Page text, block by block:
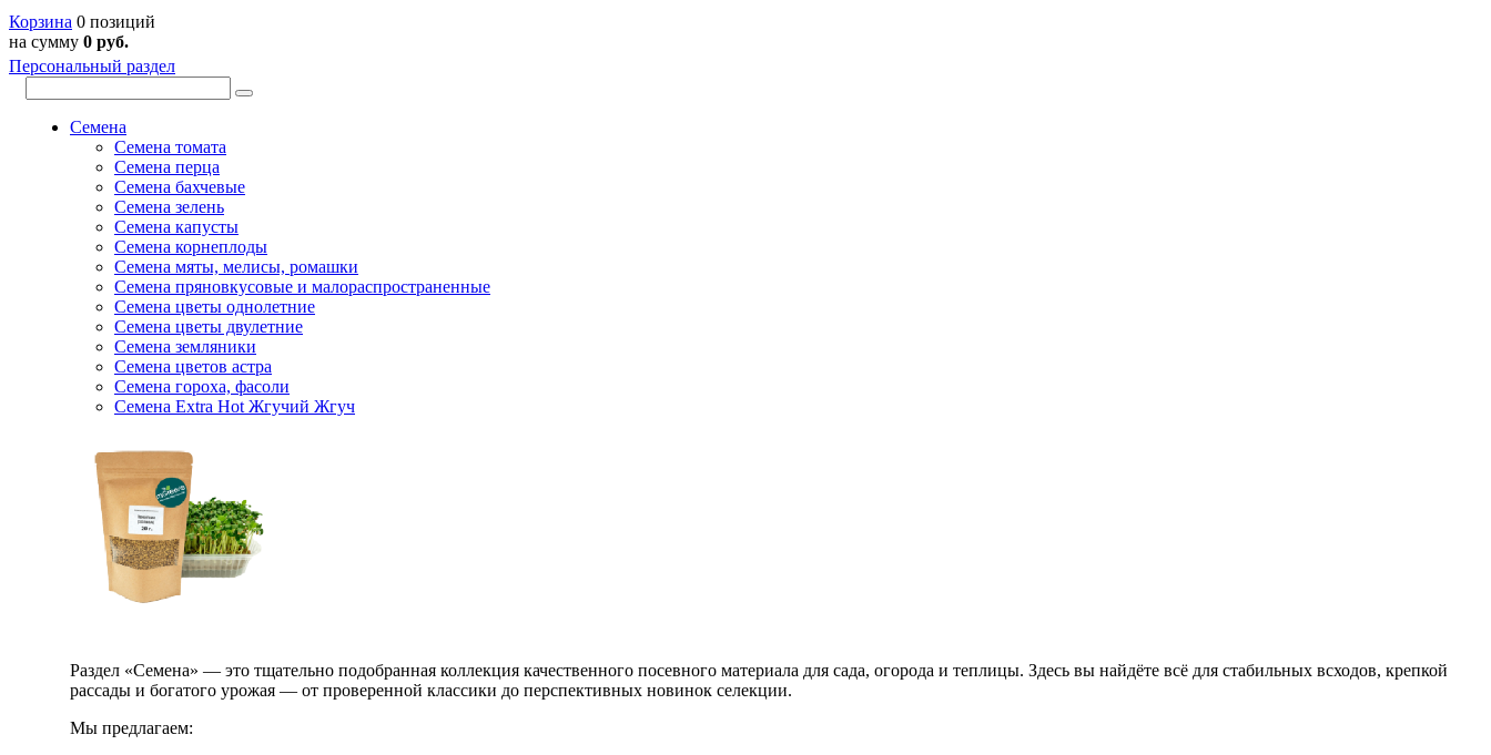
Корзина 0 позиций
на сумму 0 руб.
Персональный раздел
Семена
Семена томата
Семена перца
Семена бахчевые
Семена зелень
Семена капусты
Семена корнеплоды
Семена мяты, мелисы, ромашки
Семена пряновкусовые и малораспространенные
Семена цветы однолетние
Семена цветы двулетние
Семена земляники
Семена цветов астра
Семена гороха, фасоли
Семена Extra Hot Жгучий Жгуч
Раздел «Семена» — это тщательно подобранная коллекция качественного посевного материала для сада, огорода и теплицы. Здесь вы найдёте всё для стабильных всходов, крепкой
рассады и богатого урожая — от проверенной классики до перспективных новинок селекции.
Мы предлагаем: